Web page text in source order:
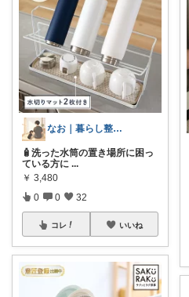
なお｜暮らし整えROOM｜犬もいます🐕
🧴洗った水筒の置き場所に困っ
ている方に ...
￥ 3,480
0 0 32
コレ いいね